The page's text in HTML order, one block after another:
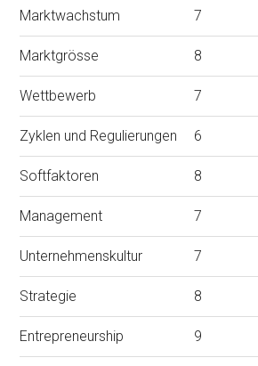
Marktwachstum 7
Marktgrösse 8
Wettbewerb 7
Zyklen und Regulierungen 6
Softfaktoren 8
Management 7
Unternehmenskultur 7
Strategie 8
Entrepreneurship 9